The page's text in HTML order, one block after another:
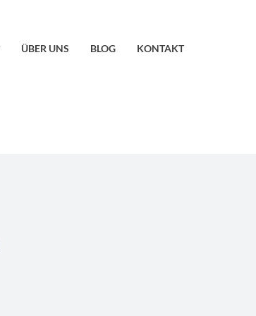
ÜBER UNS BLOG KONTAKT